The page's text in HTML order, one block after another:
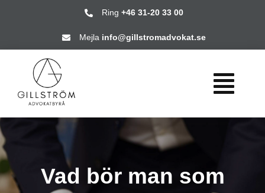
Ring +46 31-20 33 00
Mejla info@gillstromadvokat.se
VÅRA TJÄNSTER
Vad bör man som